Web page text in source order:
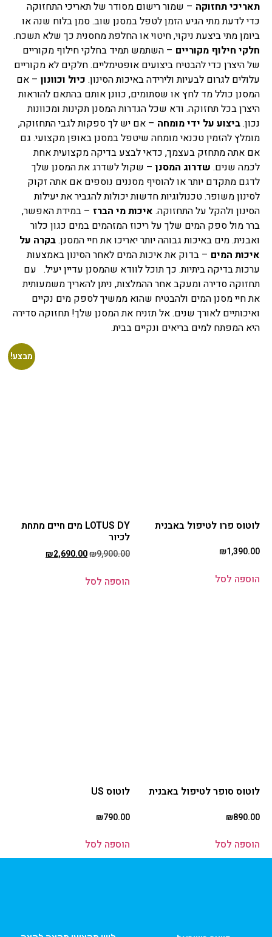
תאריכי תחזוקה – שמור רישום מסודר של תאריכי התחזוקה
כדי לדעת מתי הגיע הזמן לטפל במסנן שוב. סמן בלוח שנה או
ביומן מתי ביצעת ניקוי, חיטוי או החלפת מחסנית כך שלא תשכח.
חלקי חילוף מקוריים – השתמש תמיד בחלקי חילוף מקוריים
של היצרן כדי להבטיח ביצועים אופטימליים. חלקים לא מקוריים
עלולים לגרום לבעיות ולירידה באיכות הסינון. כיול וכוונון – אם
המסנן כולל מד לחץ או שסתומים, כוונן אותם בהתאם להוראות
היצרן בכל תחזוקה. ודא שכל הגדרות המסנן תקינות ומכוונות
נכון.ביצוע על ידי מומחה – אם יש לך ספקות לגבי התחזוקה,
מומלץ להזמין טכנאי מומחה שיטפל במסנן באופן מקצועי. גם
אם אתה מתחזק בעצמך, כדאי לבצע בדיקה מקצועית אחת
לכמה שנים. שדרוג המסנן – שקול לשדרג את המסנן שלך
לדגם מתקדם יותר או להוסיף מסננים נוספים אם אתה זקוק
לסינון משופר. טכנולוגיות חדשות יכולות להגביר את יעילות
הסינון ולהקל על התחזוקה. איכות מי הברז – במידת האפשר,
ברר מול ספק המים שלך על ריכוז המזהמים במים כגון כלור
ואבנית. מים באיכות גבוהה יותר יאריכו את חיי המסנן.בקרה על
איכות המים – בדוק את איכות המים לאחר הסינון באמצעות
ערכות בדיקה ביתיות. כך תוכל לוודא שהמסנן עדיין יעיל. עם
תחזוקה סדירה ומעקב אחר ההמלצות, ניתן להאריך משמעותית
את חיי מסנן המים ולהבטיח שהוא ממשיך לספק מים נקיים
ואיכותיים לאורך שנים. אל תזניח את המסנן שלך! תחזוקה סדירה
היא המפתח למים בריאים ונקיים בבית.
לוטוס פרו לטיפול באבנית
₪1,390.00
הוספה לסל
מבצע!
LOTUS DY מים חיים מתחת
לכיור
₪9,900.00
₪2,690.00
הוספה לסל
לוטוס סופר לטיפול באבנית
₪890.00
הוספה לסל
לוטוס US
₪790.00
הוספה לסל